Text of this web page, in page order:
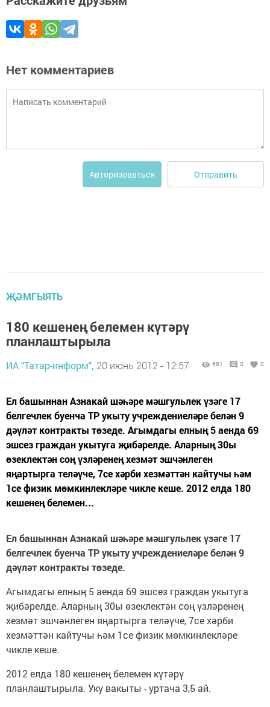
Нет комментариев
Авторизоваться Отправить
ҖӘМГЫЯТЬ
180 кешенең белемен күтәрү
планлаштырыла
ИА "Татар-информ", 20 июнь 2012 - 12:57 681 0 0
Ел башыннан Азнакай шәһәре мәшгульлек үзәге 17
белгечлек буенча ТР укыту учреждениеләре белән 9
дәүләт контракты төзеде. Агымдагы елның 5 аенда 69
эшсез граждан укытуга җибәрелде. Аларның 30ы
өзеклектән соң үзләренең хезмәт эшчәнлеген
яңартырга теләүче, 7се хәрби хезмәттән кайтучы һәм
1се физик мөмкинлекләре чикле кеше. 2012 елда 180
кешенең белемен...
Ел башыннан Азнакай шәһәре мәшгульлек үзәге 17
белгечлек буенча ТР укыту учреждениеләре белән 9
дәүләт контракты төзеде.
Агымдагы елның 5 аенда 69 эшсез граждан укытуга
җибәрелде. Аларның 30ы өзеклектән соң үзләренең
хезмәт эшчәнлеген яңартырга теләүче, 7се хәрби
хезмәттән кайтучы һәм 1се физик мөмкинлекләре
чикле кеше.
2012 елда 180 кешенең белемен күтәрү
планлаштырыла. Уку вакыты - уртача 3,5 ай.